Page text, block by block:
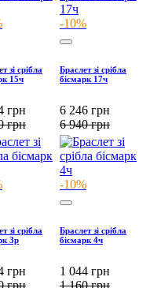
зі срібла
15ч
грн
грн
-10%
Браслет зі срібла
бісмарк 17ч
6 246 грн
6 940грн
зі срібла
3р
грн
-10%
Браслет зі срібла
бісмарк 4ч
1 044 грн